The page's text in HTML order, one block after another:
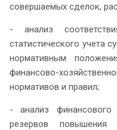
совершаемых сделок,
- анализ
статистического учета
нормативным
финансово-
нормативов и правил;
- анализ
резервов повышения